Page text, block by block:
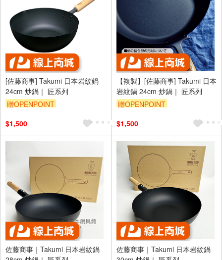
[佐藤商事] Takumi 日本岩紋鍋
24cm 炒鍋｜ 匠系列
贈OPENPOINT
$1,500
【複製】[佐藤商事] Takumi 日本
岩紋鍋 24cm 炒鍋｜ 匠系列
贈OPENPOINT
$1,500
佐藤商事｜Takumi 日本岩紋鍋
佐藤商事｜Takumi 日本岩紋鍋